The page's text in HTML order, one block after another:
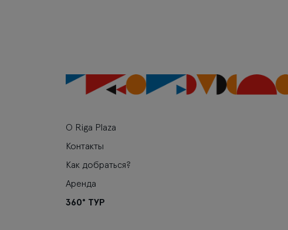
О Riga Plaza
Контакты
Как добраться?
Аренда
360° ТУР